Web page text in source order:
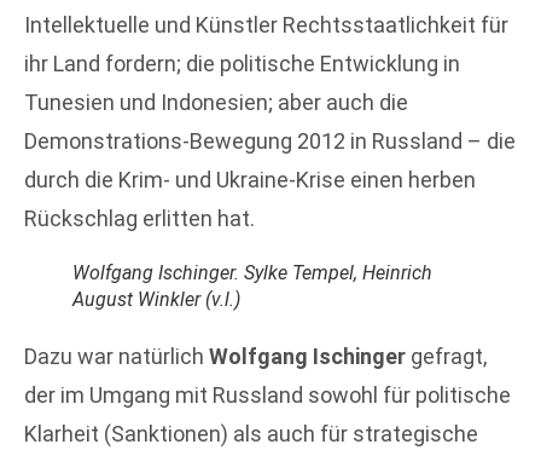
Intellektuelle und Künstler Rechtsstaatlichkeit für
ihr Land fordern; die politische Entwicklung in
Tunesien und Indonesien; aber auch die
Demonstrations-Bewegung 2012 in Russland – die
durch die Krim- und Ukraine-Krise einen herben
Rückschlag erlitten hat.
Wolfgang Ischinger. Sylke Tempel, Heinrich
August Winkler (v.l.)
Dazu war natürlich Wolfgang Ischinger gefragt,
der im Umgang mit Russland sowohl für politische
Klarheit (Sanktionen) als auch für strategische